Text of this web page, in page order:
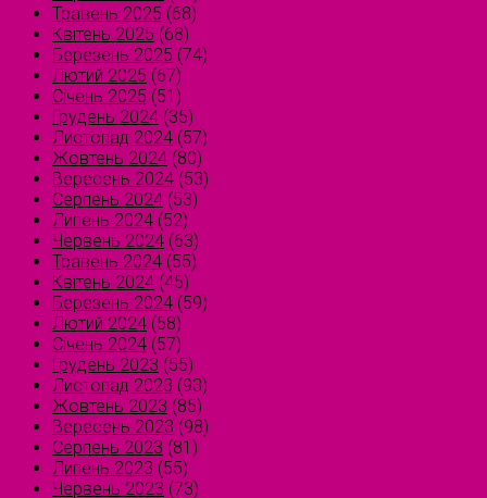
Травень 2025 (68)
Квітень 2025 (68)
Березень 2025 (74)
Лютий 2025 (67)
Січень 2025 (51)
Грудень 2024 (35)
Листопад 2024 (57)
Жовтень 2024 (80)
Вересень 2024 (53)
Серпень 2024 (53)
Липень 2024 (52)
Червень 2024 (63)
Травень 2024 (55)
Квітень 2024 (45)
Березень 2024 (59)
Лютий 2024 (58)
Січень 2024 (57)
Грудень 2023 (55)
Листопад 2023 (93)
Жовтень 2023 (85)
Вересень 2023 (98)
Серпень 2023 (81)
Липень 2023 (55)
Червень 2023 (73)